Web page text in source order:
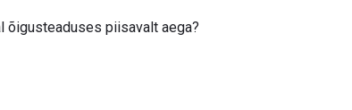
õigusteaduses piisavalt aega?